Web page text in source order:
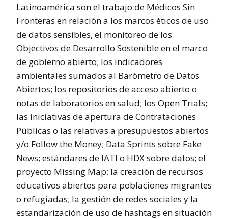
Latinoamérica son el trabajo de Médicos Sin
Fronteras en relación a los marcos éticos de uso
de datos sensibles, el monitoreo de los
Objectivos de Desarrollo Sostenible en el marco
de gobierno abierto; los indicadores
ambientales sumados al Barómetro de Datos
Abiertos; los repositorios de acceso abierto o
notas de laboratorios en salud; los Open Trials;
las iniciativas de apertura de Contrataciones
Públicas o las relativas a presupuestos abiertos
y/o Follow the Money; Data Sprints sobre Fake
News; estándares de IATI o HDX sobre datos; el
proyecto Missing Map; la creación de recursos
educativos abiertos para poblaciones migrantes
o refugiadas; la gestión de redes sociales y la
estandarización de uso de hashtags en situación